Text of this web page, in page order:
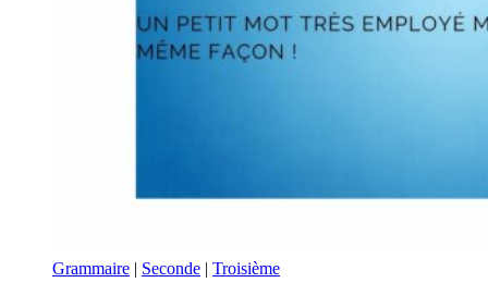
Grammaire | Seconde | Troisième